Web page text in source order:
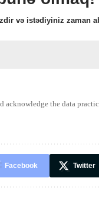
və istədiyiniz zaman
acknowledge the data
Facebook Twitter